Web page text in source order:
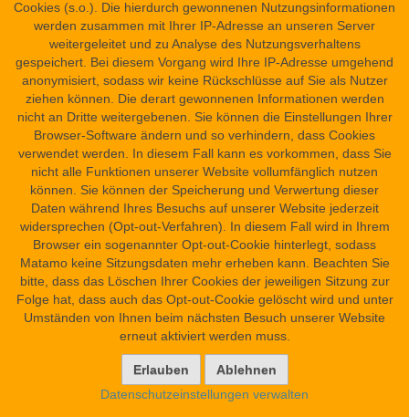
16 wegen der Fesselung/des Erbrechens (?) (ḥr qꜣjs): Von
qꜣjsist das Determinativ verloren, was die Interpretation
problematisch macht. Es ist entweder das Substantivqꜣs
„Fessel“ (so Leitz, Altägyptische Sternuhren, 16) oder das
Verbqjs„erbrechen“ (so eher von Bomhard, Naos of the
Decades, 119 mit Anm. (e)). In einem medizinischen
Kontext würde „erbrechen“ eher passen.
6. Dekade(3. Register von oben, 1. Szene)
(Bavogel (1. Göttergestalt) mit Stern auf dem Kopf in einer
Barke, die über einer Schlange fährt.)
(Text vor dem Bavogel:) [Zweiter Monat der
Überschwemmungszeit, (von) Tag 21] bis Tag 30. Einꜥꜣb.t-
Speiseopfer für diesen Gott seitens des Königs in Iat-nebes
durchführen, um das Land vor Unheil zu schützen.
(Text hinter dem Bavogel:) Wasser, [Wind/Luft und
Äcker/Felder] werden von ihm in seiner Dekade [in Iat-nebes]
Cookies (s.o.). Die hierdurch gewonnenen Nutzungsinformationen
werden zusammen mit Ihrer IP-Adresse an unseren Server
weitergeleitet und zu Analyse des Nutzungsverhaltens
gespeichert. Bei diesem Vorgang wird Ihre IP-Adresse umgehend
anonymisiert, sodass wir keine Rückschlüsse auf Sie als Nutzer
ziehen können. Die derart gewonnenen Informationen werden
nicht an Dritte weitergebenen. Sie können die Einstellungen Ihrer
Browser-Software ändern und so verhindern, dass Cookies
verwendet werden. In diesem Fall kann es vorkommen, dass Sie
nicht alle Funktionen unserer Website vollumfänglich nutzen
können. Sie können der Speicherung und Verwertung dieser
Daten während Ihres Besuchs auf unserer Website jederzeit
widersprechen (Opt-out-Verfahren). In diesem Fall wird in Ihrem
Browser ein sogenannter Opt-out-Cookie hinterlegt, sodass
Matamo keine Sitzungsdaten mehr erheben kann. Beachten Sie
bitte, dass das Löschen Ihrer Cookies der jeweiligen Sitzung zur
Folge hat, dass auch das Opt-out-Cookie gelöscht wird und unter
Umständen von Ihnen beim nächsten Besuch unserer Website
erneut aktiviert werden muss.
Datenschutzeinstellungen verwalten